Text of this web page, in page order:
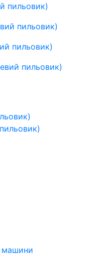
пильовик)
пильовик)
пильовик)
пильовик)
машини